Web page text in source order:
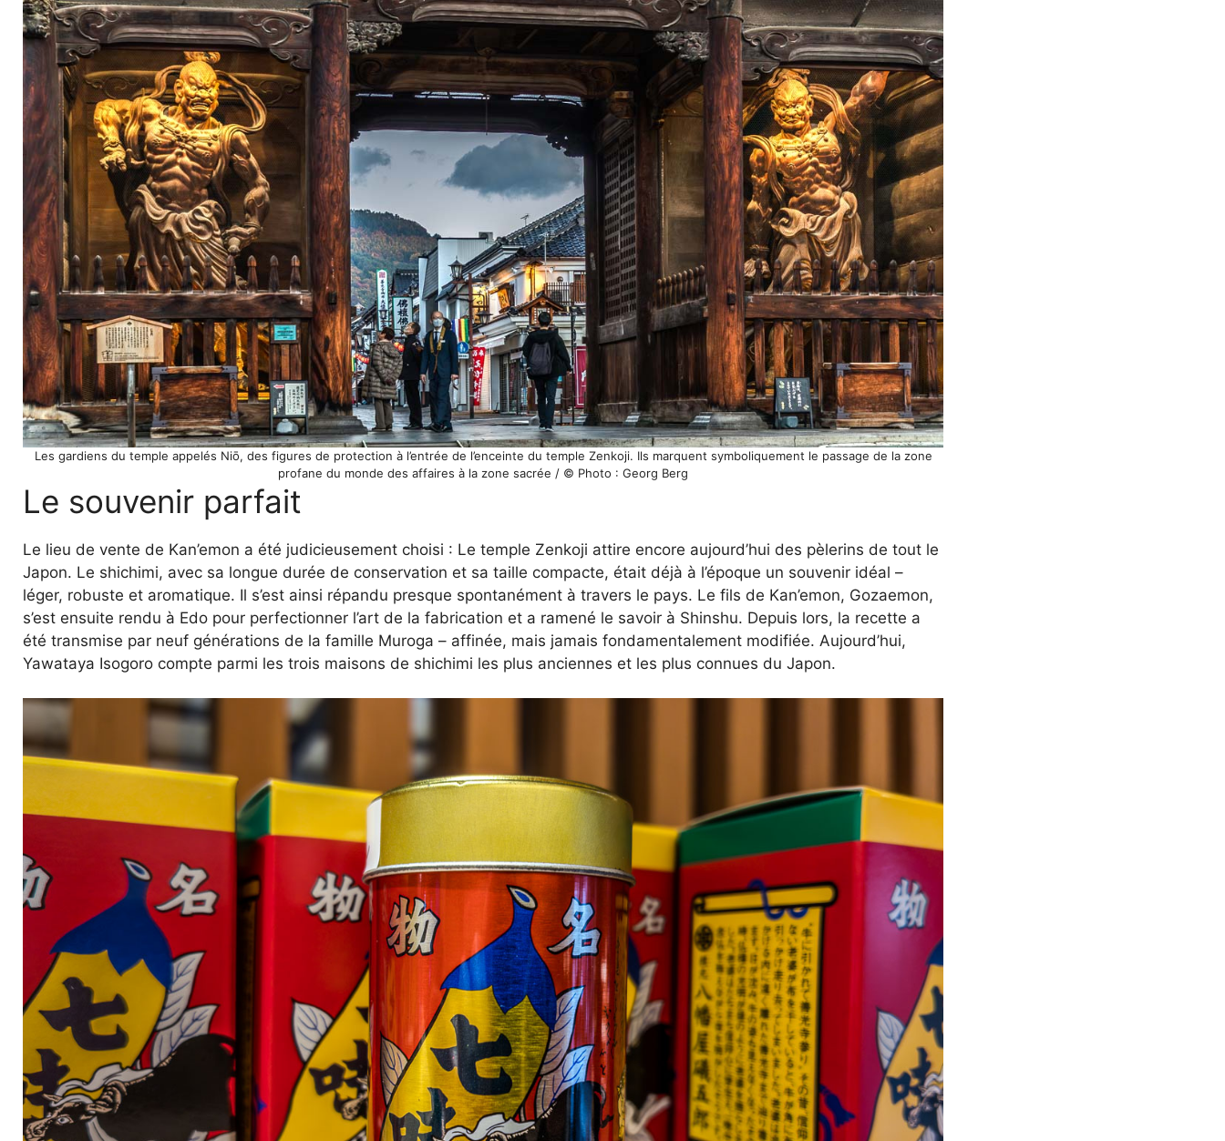
Les gardiens du temple appelés Niō, des figures de protection à l’entrée de l’enceinte du temple Zenkoji. Ils marquent symboliquement le passage de la zone
profane du monde des affaires à la zone sacrée / © Photo : Georg Berg
Le souvenir parfait
Le lieu de vente de Kan’emon a été judicieusement choisi : Le temple Zenkoji attire encore aujourd’hui des pèlerins de tout le
Japon. Le shichimi, avec sa longue durée de conservation et sa taille compacte, était déjà à l’époque un souvenir idéal –
léger, robuste et aromatique. Il s’est ainsi répandu presque spontanément à travers le pays. Le fils de Kan’emon, Gozaemon,
s’est ensuite rendu à Edo pour perfectionner l’art de la fabrication et a ramené le savoir à Shinshu. Depuis lors, la recette a
été transmise par neuf générations de la famille Muroga – affinée, mais jamais fondamentalement modifiée. Aujourd’hui,
Yawataya Isogoro compte parmi les trois maisons de shichimi les plus anciennes et les plus connues du Japon.